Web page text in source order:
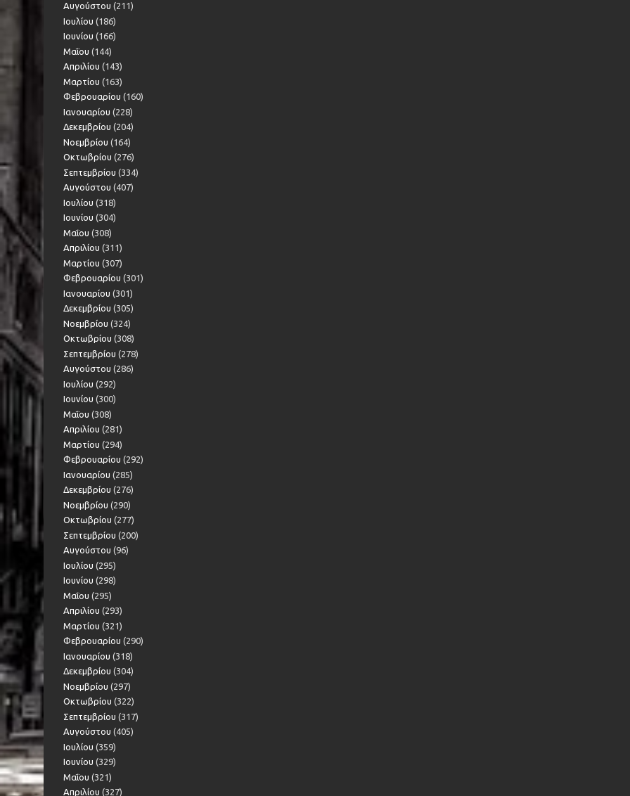
Αυγούστου (211)
Ιουλίου (186)
Ιουνίου (166)
Μαΐου (144)
Απριλίου (143)
Μαρτίου (163)
Φεβρουαρίου (160)
Ιανουαρίου (228)
Δεκεμβρίου (204)
Νοεμβρίου (164)
Οκτωβρίου (276)
Σεπτεμβρίου (334)
Αυγούστου (407)
Ιουλίου (318)
Ιουνίου (304)
Μαΐου (308)
Απριλίου (311)
Μαρτίου (307)
Φεβρουαρίου (301)
Ιανουαρίου (301)
Δεκεμβρίου (305)
Νοεμβρίου (324)
Οκτωβρίου (308)
Σεπτεμβρίου (278)
Αυγούστου (286)
Ιουλίου (292)
Ιουνίου (300)
Μαΐου (308)
Απριλίου (281)
Μαρτίου (294)
Φεβρουαρίου (292)
Ιανουαρίου (285)
Δεκεμβρίου (276)
Νοεμβρίου (290)
Οκτωβρίου (277)
Σεπτεμβρίου (200)
Αυγούστου (96)
Ιουλίου (295)
Ιουνίου (298)
Μαΐου (295)
Απριλίου (293)
Μαρτίου (321)
Φεβρουαρίου (290)
Ιανουαρίου (318)
Δεκεμβρίου (304)
Νοεμβρίου (297)
Οκτωβρίου (322)
Σεπτεμβρίου (317)
Αυγούστου (405)
Ιουλίου (359)
Ιουνίου (329)
Μαΐου (321)
Απριλίου (327)